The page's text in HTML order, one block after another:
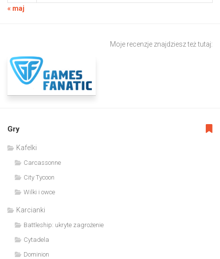
« maj
Moje recenzje znajdziesz też tutaj:
Gry
Kafelki
Carcassonne
City Tycoon
Wilki i owce
Karcianki
Battleship: ukryte zagrożenie
Cytadela
Dominion